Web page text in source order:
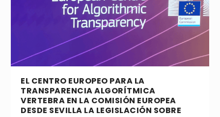
EL CENTRO EUROPEO PARA LA
TRANSPARENCIA ALGORÍTMICA
VERTEBRA EN LA COMISIÓN EUROPEA
DESDE SEVILLA LA LEGISLACIÓN SOBRE